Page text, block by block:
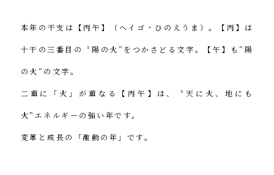
本年の干支は【丙午】（ヘイゴ・ひのえうま）。【丙】は
十干の三番目の〝陽の火”をつかさどる文字。【午】も”陽
の火”の文字。
二重に「火」が重なる【丙午】は、〝天に火、地にも
火”エネルギーの強い年です。
変革と成長の「激動の年」です。